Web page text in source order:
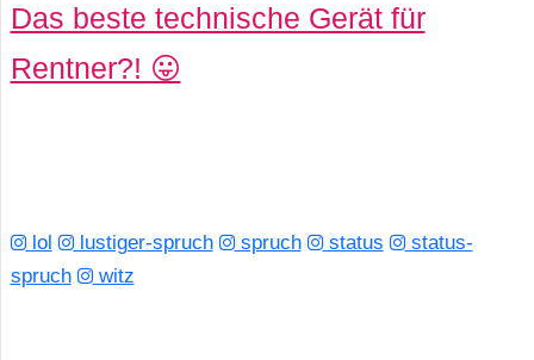
l
s
o
Das beste technische Gerät für
Rentner?! 😛
lol lustiger-spruch spruch status
status-
spruch
witz